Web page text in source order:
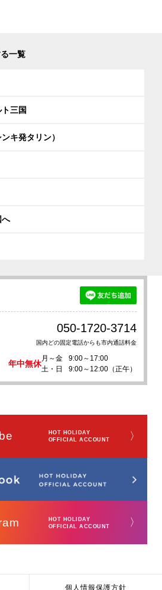
一覧
三国
キ発タリン）
へ
050-1720-3714
国内どの固定電話からも市内通話料金
年中無休
月～金
9:00～17:00
土・日
9:00～12:00（正午）
HOT HOLIDAY
OFFICIAL ACCOUNT
〉
HOT HOLIDAY
OFFICIAL ACCOUNT
〉
個人情報保護方針